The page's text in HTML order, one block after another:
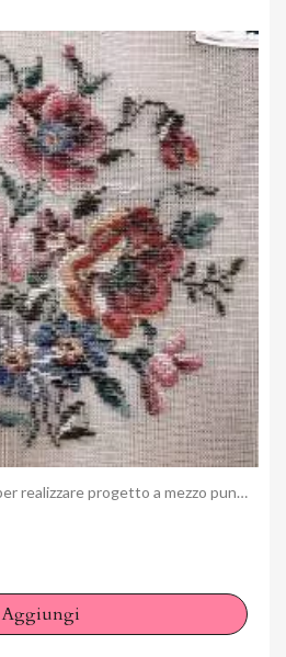
Anteprima Ivo Tapestries Ldt - Kit per realizzare progetto a mezzo punto 23/27AA
Aggiungi